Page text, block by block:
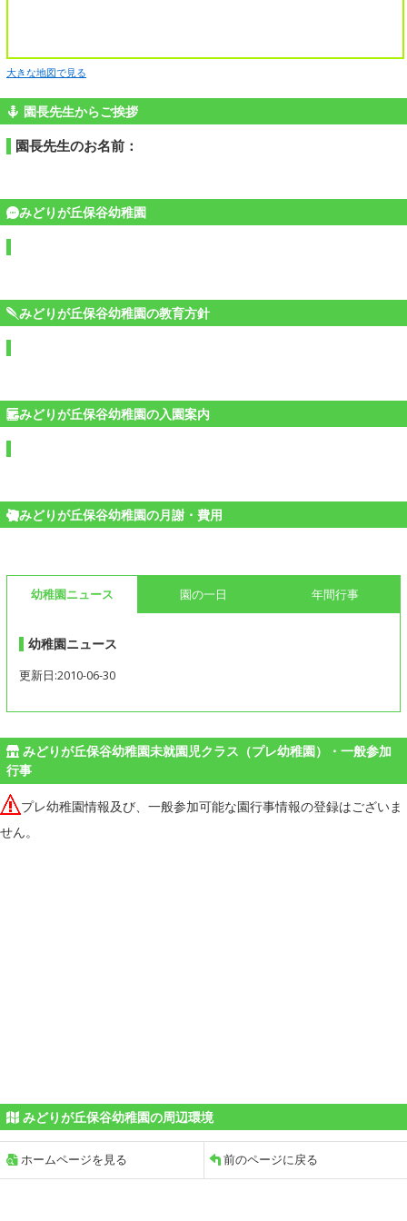
大きな地図で見る
園長先生からご挨拶
園長先生のお名前：
みどりが丘保谷幼稚園
みどりが丘保谷幼稚園の教育方針
みどりが丘保谷幼稚園の入園案内
みどりが丘保谷幼稚園の月謝・費用
幼稚園ニュース 園の一日 年間行事
幼稚園ニュース
更新日:2010-06-30
みどりが丘保谷幼稚園未就園児クラス（プレ幼稚園）・一般参加
行事
プレ幼稚園情報及び、一般参加可能な園行事情報の登録はございま
せん。
みどりが丘保谷幼稚園の周辺環境
ホームページを見る 前のページに戻る